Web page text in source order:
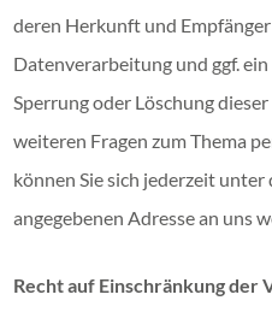
deren Herkunft und
Datenverarbeitung und ggf.
Sperrung oder Löschung
weiteren Fragen zum Thema
können Sie sich jederzeit unter
angegebenen Adresse an uns
Recht auf Einschränkung der